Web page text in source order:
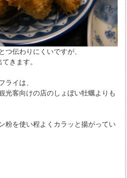
つ伝わりにくいですが、
きます。
ライは、
光客向けの店のしょぼい牡蠣よりも
粉を使い程よくカラッと揚がってい